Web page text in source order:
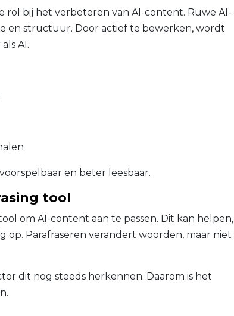
rol bij het verbeteren van AI-content. Ruwe AI-
en structuur. Door actief te bewerken, wordt
AI.
en beter leesbaar.
tool
om AI-content aan te passen. Dit kan helpen,
Parafraseren verandert woorden, maar niet
dit nog steeds herkennen. Daarom is het